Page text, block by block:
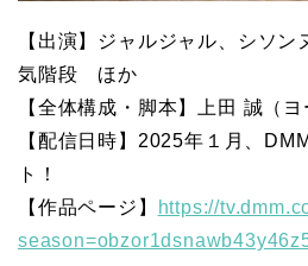
【出演】ジャルジャル、シソン
気階段 ほか
【全体構成・脚本】上田 誠（ヨ
【配信日時】2025年１月、
ト！
【作品ページ】
https://